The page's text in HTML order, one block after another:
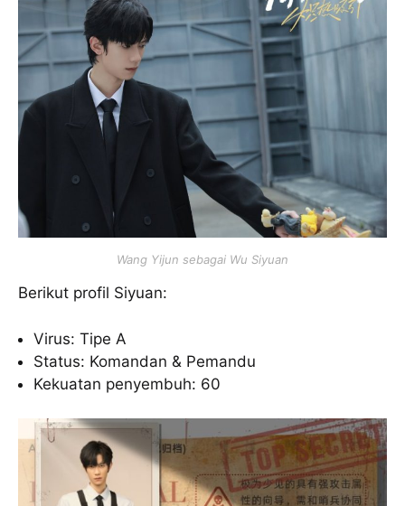
Wang Yijun sebagai Wu Siyuan
Berikut profil Siyuan:
Virus: Tipe A
Status: Komandan & Pemandu
Kekuatan penyembuh: 60